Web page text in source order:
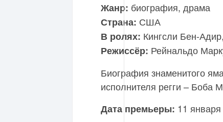
Жанр: биография, драма
Страна: США
В ролях: Кингсли Бен-
Режиссёр: Рейнальдо
Биография знаменитого
исполнителя регги – Боба
Дата премьеры: 11 января